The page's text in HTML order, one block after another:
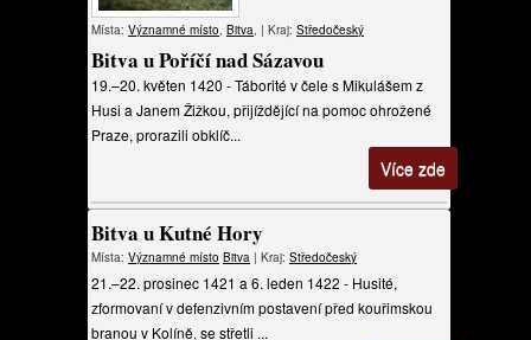
Místa: Významné místo, Bitva, | Kraj: Středočeský
Bitva u Poříčí nad Sázavou
19.–20. květen 1420 - Táborité v čele s Mikulášem z
Husi a Janem Žižkou, přijíždějící na pomoc ohrožené
Praze, prorazili obklíč...
Více zde
Bitva u Kutné Hory
Místa: Významné místo Bitva | Kraj: Středočeský
21.–22. prosinec 1421 a 6. leden 1422 - Husité,
zformovaní v defenzivním postavení před kouřimskou
branou v Kolíně, se střetli ...